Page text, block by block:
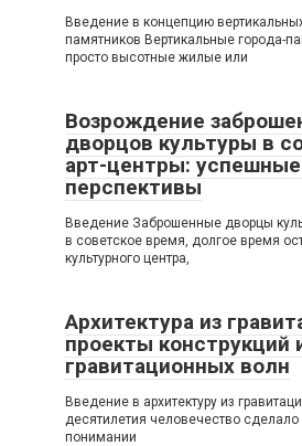
Введение в концепцию
памятников Вертикальные города-
просто высотные жилые или
Возрождение
дворцов культуры в
арт-центры: успешные
перспективы
Введение Заброшенные дворцы
в советское время, долгое время
культурного центра,
Архитектура из
проекты конструкций
гравитационных волн
Введение в архитектуру из
десятилетия человечество
понимании